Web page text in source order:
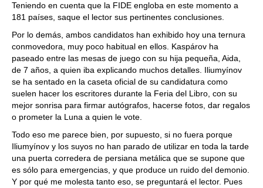
Teniendo en cuenta que la FIDE engloba en este momento a
181 países, saque el lector sus pertinentes conclusiones.
Por lo demás, ambos candidatos han exhibido hoy una ternura
conmovedora, muy poco habitual en ellos. Kaspárov ha
paseado entre las mesas de juego con su hija pequeña, Aida,
de 7 años, a quien iba explicando muchos detalles. Iliumyínov
se ha sentado en la caseta oficial de su candidatura como
suelen hacer los escritores durante la Feria del Libro, con su
mejor sonrisa para firmar autógrafos, hacerse fotos, dar regalos
o prometer la Luna a quien le vote.
Todo eso me parece bien, por supuesto, si no fuera porque
Iliumyínov y los suyos no han parado de utilizar en toda la tarde
una puerta corredera de persiana metálica que se supone que
es sólo para emergencias, y que produce un ruido del demonio.
Y por qué me molesta tanto eso, se preguntará el lector. Pues